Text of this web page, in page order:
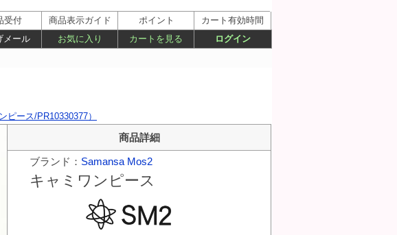
ピース/PR10330377）
商品詳細
ブランド： Samansa Mos2
キャミワンピース
受付 商品表示ガイド ポイント
カート有効時間
メール お気に入り カートを見る ログイン